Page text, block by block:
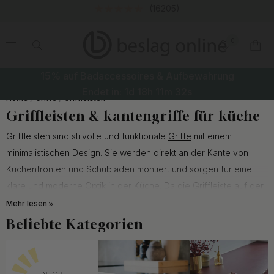
Home Griffe Griffleisten
Griffleisten & kantengriffe für küche
Griffleisten sind stilvolle und funktionale Griffe mit einem
minimalistischen Design. Sie werden direkt an der Kante von
Küchenfronten und Schubladen montiert und sorgen für eine
klare und moderne Optik in der Küche. Da die Griffleiste auf der
Rückseite der Front befestigt wird, sind keine durchgehenden
Bohrlöcher erforderlich. Das ermöglicht eine einfache Montage
und ein sauberes Erscheinungsbild.
In unserem Sortiment finden Sie eine große Auswahl an
Mehr lesen
Beliebte Kategorien